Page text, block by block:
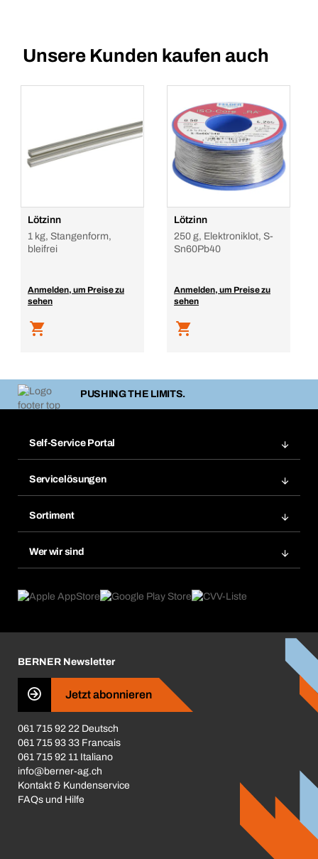
Unsere Kunden kaufen auch
Lötzinn
1 kg, Stangenform,
bleifrei
Anmelden, um Preise zu
sehen
Lötzinn
250 g, Elektroniklot, S-
Sn60Pb40
Anmelden, um Preise zu
sehen
PUSHING THE LIMITS.
Self-Service Portal
Merklisten
Nachbestellung
Dauerauftrag
Servicelösungen
Gefahrenstoffdatenbank
eProcurement
Produktfinder
Sortiment
Wer wir sind
Was uns antreibt
Business Conduct
BERNER Newsletter
Jetzt abonnieren
061 715 92 22 Deutsch
061 715 93 33 Francais
061 715 92 11 Italiano
info@berner-ag.ch
Kontakt & Kundenservice
FAQs und Hilfe